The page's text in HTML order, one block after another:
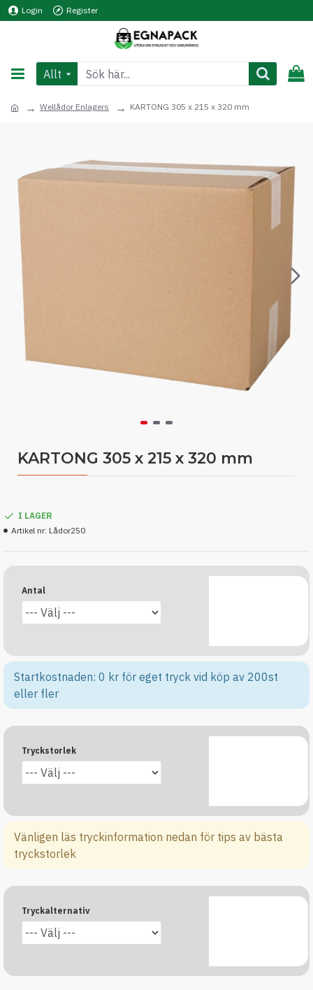
Login Register
Allt
Wellådor Enlagers KARTONG 305 x 215 x 320 mm
KARTONG 305 x 215 x 320 mm
I LAGER
Artikel nr: Lådor250
Antal
Startkostnaden: 0 kr för eget tryck vid köp av 200st
eller fler
Tryckstorlek
Vänligen läs tryckinformation nedan för tips av bästa
tryckstorlek
Tryckalternativ